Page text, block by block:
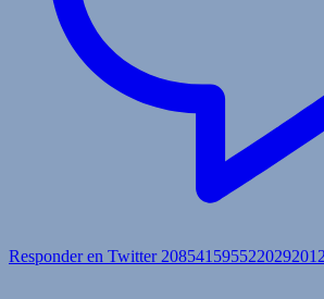
Responder en Twitter 2085415955220292012